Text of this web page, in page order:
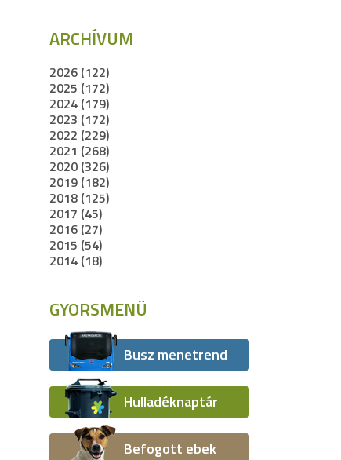
ARCHÍVUM
2026 (122)
2025 (172)
2024 (179)
2023 (172)
2022 (229)
2021 (268)
2020 (326)
2019 (182)
2018 (125)
2017 (45)
2016 (27)
2015 (54)
2014 (18)
GYORSMENÜ
Busz menetrend
Hulladéknaptár
Befogott ebek